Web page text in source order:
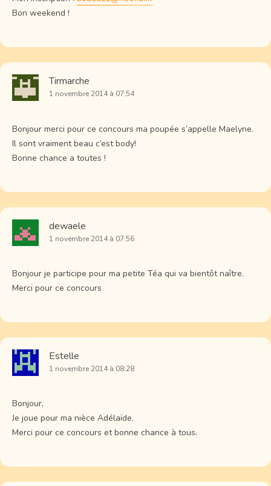
Bon weekend !
Tirmarche
1 novembre 2014 à 07:54
Bonjour merci pour ce concours ma poupée s’appelle Maelyne.
Il sont vraiment beau c’est body!
Bonne chance a toutes !
dewaele
1 novembre 2014 à 07:56
Bonjour je participe pour ma petite Téa qui va bientôt naître.
Merci pour ce concours
Estelle
1 novembre 2014 à 08:28
Bonjour,
Je joue pour ma nièce Adélaïde.
Merci pour ce concours et bonne chance à tous.